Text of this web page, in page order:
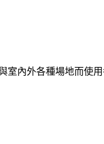
室內外各種場地而使